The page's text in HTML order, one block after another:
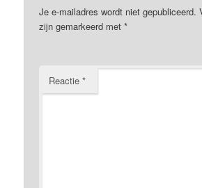
Je e-mailadres wordt niet gepubliceerd.
zijn gemarkeerd met*
Reactie*